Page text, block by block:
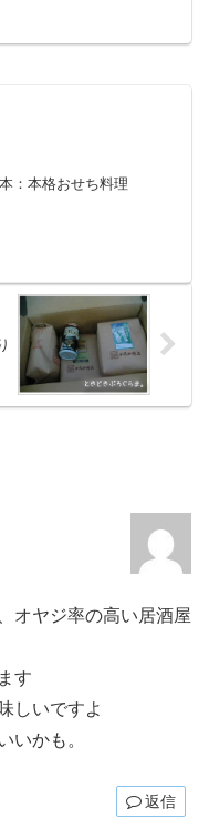
：本格おせち料理
オヤジ率の高い居酒屋
す
しいですよ
いかも。
返信